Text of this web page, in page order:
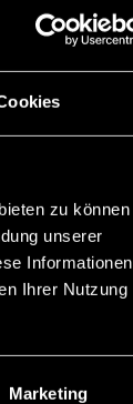
zu können
unserer
Informationen
Ihrer Nutzung
Marketing